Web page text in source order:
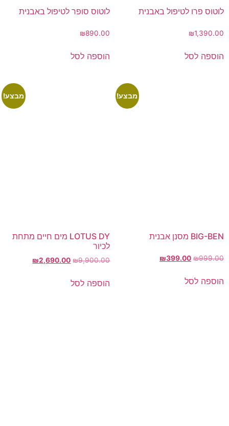
לוטוס פרו לטיפול באבנית
₪1,390.00
הוספה לסל
לוטוס סופר לטיפול באבנית
₪890.00
הוספה לסל
מבצע!
BIG-BEN מסנן אבנית
₪999.00
₪399.00
הוספה לסל
מבצע!
LOTUS DY מים חיים מתחת
לכיור
₪9,900.00
₪2,690.00
הוספה לסל